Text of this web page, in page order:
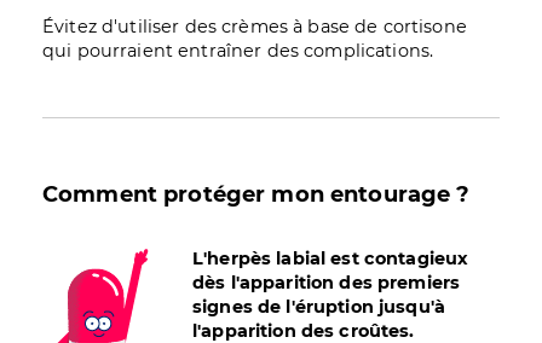
Évitez d'utiliser des crèmes à base de cortisone
qui pourraient entraîner des complications.
Comment protéger mon entourage ?
L'herpès labial est contagieux
dès l'apparition des premiers
signes de l'éruption jusqu'à
l'apparition des croûtes.